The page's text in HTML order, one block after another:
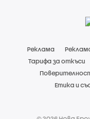
Реклама
Тарифа за откъси
Етика и